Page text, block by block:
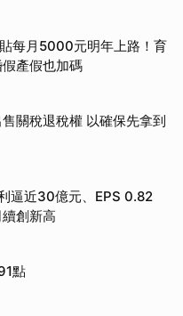
每月5000元明年上路！育
產假也加碼
關稅退稅權 以確保先拿到
逼近30億元、EPS 0.82
創新高
點